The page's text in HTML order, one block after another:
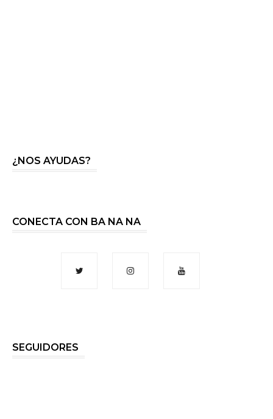
¿NOS AYUDAS?
CONECTA CON BA NA NA
SEGUIDORES